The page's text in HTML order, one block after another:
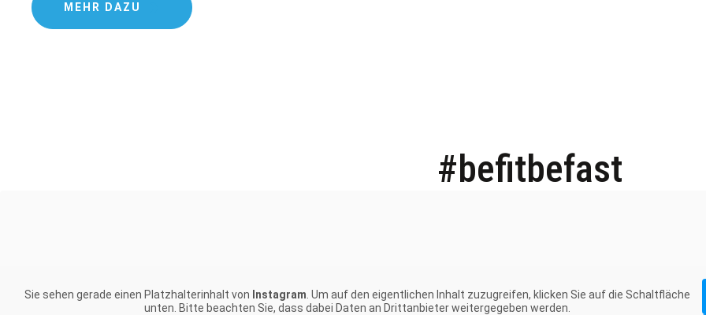
MEHR DAZU
#befitbefast
Sie sehen gerade einen Platzhalterinhalt von Instagram . Um auf den eigentlichen Inhalt zuzugreifen, klicken Sie auf die Schaltfläche
unten. Bitte beachten Sie, dass dabei Daten an Drittanbieter weitergegeben werden.